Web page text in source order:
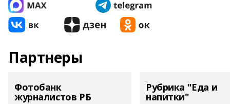
Партнеры
Фотобанк
журналистов РБ
Рубрика "Еда и
напитки"